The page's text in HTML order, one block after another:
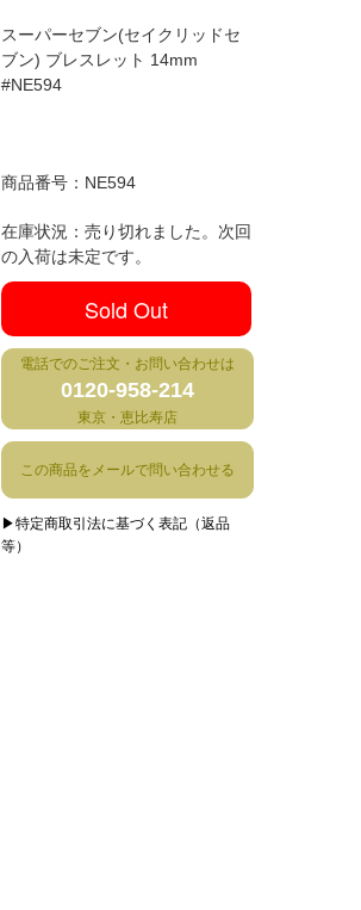
スーパーセブン(セイクリッドセ
ブン) ブレスレット 14mm
#NE594
商品番号： NE594
在庫状況：売り切れました。次回
の入荷は未定です。
Sold Out
電話でのご注文・お問い合わせは
0120-958-214
東京・恵比寿店
この商品をメールで問い合わせる
▶特定商取引法に基づく表記（返品
等）